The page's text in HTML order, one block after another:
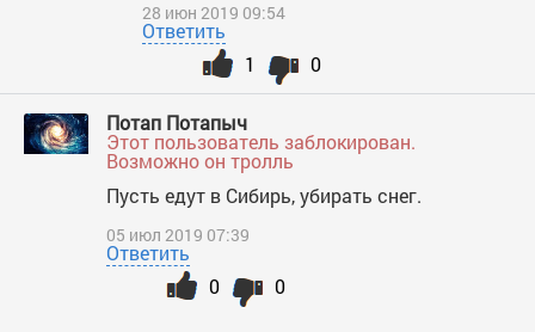
28 июн 2019 09:54
Ответить
0
1
Потап Потапыч
Этот пользователь заблокирован.
Возможно он тролль
Пусть едут в Сибирь, убирать снег.
05 июл 2019 07:39
Ответить
0
0